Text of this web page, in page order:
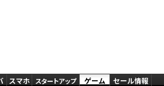
スマホ スタートアップ ゲーム セール情報